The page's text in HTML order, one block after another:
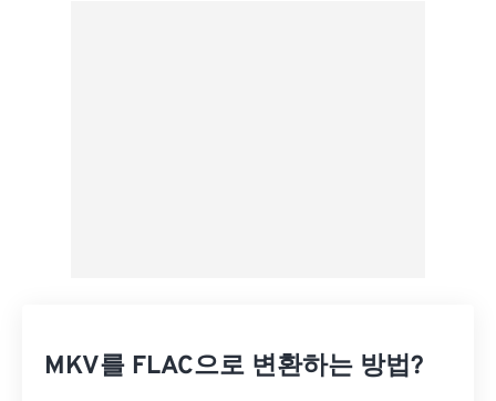
MKV를 FLAC으로 변환하는 방법?